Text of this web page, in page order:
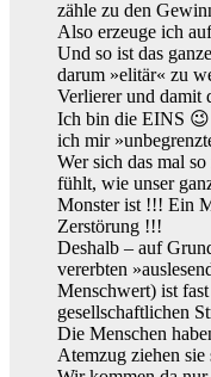
zähle zu den
Also erzeuge ich
Und so ist das
darum »elitär« zu
Verlierer und damit
Ich bin die EINS 😉
ich mir
Wer sich das mal
fühlt, wie unser
Monster ist !!! Ein
Zerstörung !!!
Deshalb – auf
vererbten
Menschwert) ist
gesellschaftlichen
Die Menschen
Atemzug ziehen